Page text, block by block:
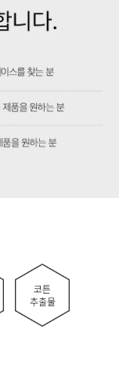
코튼
추출물